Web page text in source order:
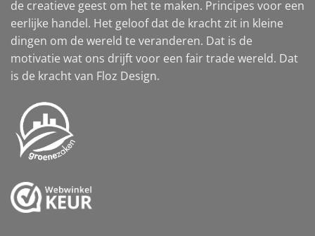
de creatieve geest om het te maken. Principes voor een
eerlijke handel. Het geloof dat de kracht zit in kleine
dingen om de wereld te veranderen. Dat is de
motivatie wat ons drijft voor een fair trade wereld. Dat
is de kracht van Floz Design.